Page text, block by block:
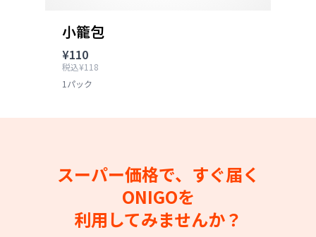
小籠包
¥110
税込¥118
1パック
スーパー価格で、すぐ届く
ONIGOを
利用してみませんか？